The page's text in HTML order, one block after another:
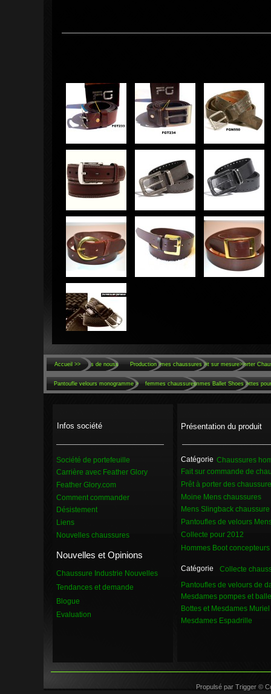
Propulsé par Trigger ©
Infos société Présentation du produit
Carrière avec Feather Glory
Société de portefeuille
Feather Glory.com
Comment commander
Désistement
Liens
Nouvelles chaussures
Nouvelles et Opinions
Tendances et demande
Blogue
Evaluation
Fait sur commande de
Prêt à porter des
Moine Mens chaussures
Mens Slingback chaussure
Pantoufles de velours
Collecte pour 2012
Hommes Boot concepteurs
Pantoufles de velours de
Mesdames pompes et
Bottes et Mesdames
Mesdames Espadrille
Catégorie
Catégorie
Bottes
Femmes Ballet Shoes >
femmes chaussures
Pantoufle velours monogramme>
Prêt-à-porter
fait sur mesure>>
Hommes chaussures >
Production>
À propos de nouss
Accueil >>
Chaussures
Chaussure Industrie Nouvelles Collecte